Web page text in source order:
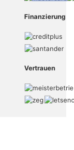
Finanzierung
Vertrauen